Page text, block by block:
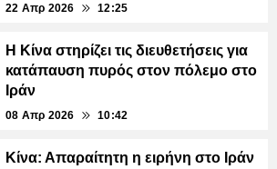
22 Απρ 2026 12:25
Η Κίνα στηρίζει τις διευθετήσεις για
κατάπαυση πυρός στον πόλεμο στο
Ιράν
08 Απρ 2026 10:42
Κίνα: Απαραίτητη η ειρήνη στο Ιράν